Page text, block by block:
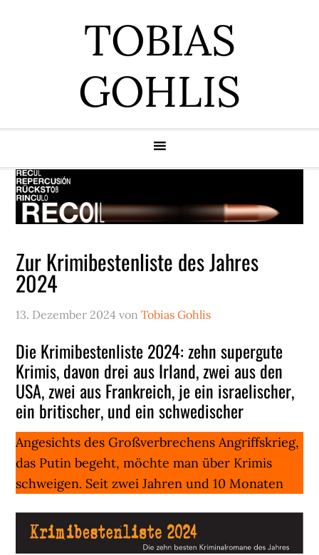
TOBIAS
GOHLIS
Zur Krimibestenliste des Jahres
2024
13. Dezember 2024 vonTobias Gohlis
Die Krimibestenliste 2024: zehn supergute
Krimis, davon drei aus Irland, zwei aus den
USA, zwei aus Frankreich, je ein israelischer,
ein britischer, und ein schwedischer
Angesichts des Großverbrechens Angriffskrieg,
das Putin begeht, möchte man über Krimis
schweigen. Seit zwei Jahren und 10 Monaten